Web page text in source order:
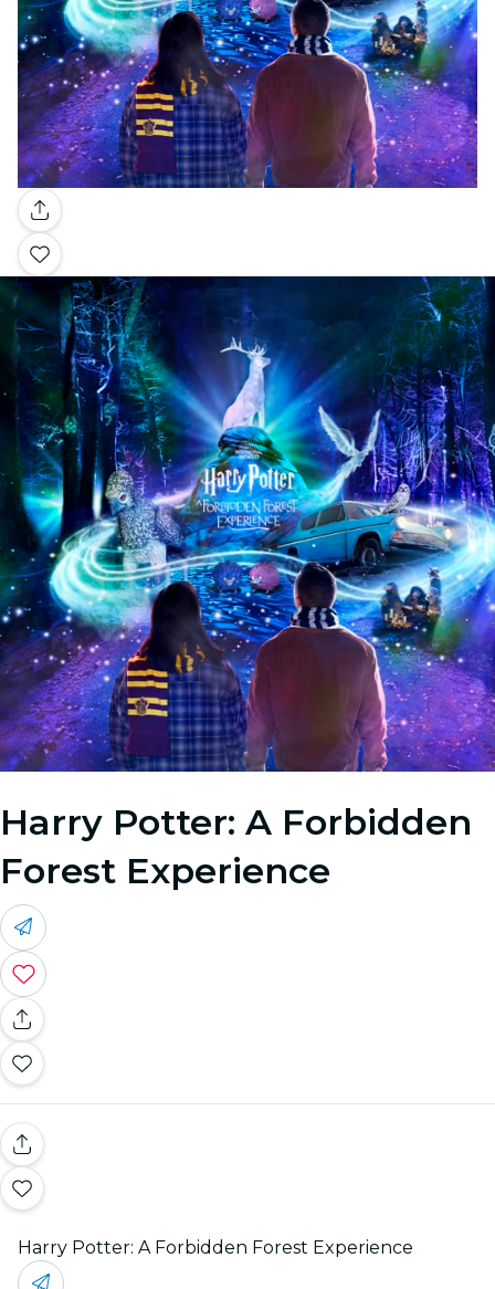
Galerie
Harry Potter: A Forbidden
Forest Experience
Harry Potter: A Forbidden Forest Experience